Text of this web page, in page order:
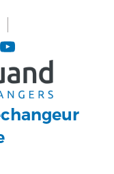
Twitter
Channel